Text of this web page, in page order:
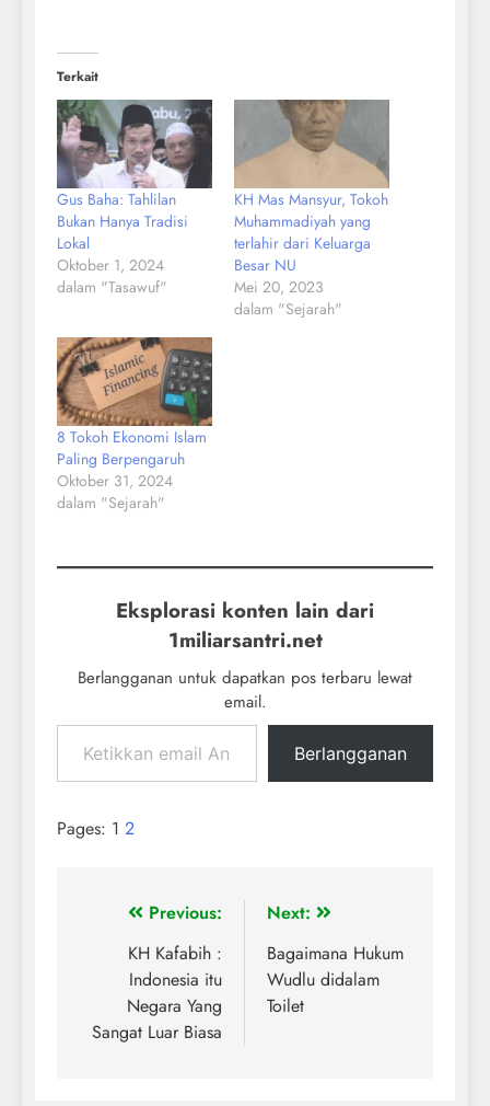
Terkait
Gus Baha: Tahlilan
Bukan Hanya Tradisi
Lokal
Oktober 1, 2024
dalam "Tasawuf"
KH Mas Mansyur, Tokoh
Muhammadiyah yang
terlahir dari Keluarga
Besar NU
Mei 20, 2023
dalam "Sejarah"
8 Tokoh Ekonomi Islam
Paling Berpengaruh
Oktober 31, 2024
dalam "Sejarah"
Eksplorasi konten lain dari
1miliarsantri.net
Berlangganan untuk dapatkan pos terbaru lewat
email.
Berlangganan
Pages: 1 2
Previous:
KH Kafabih :
Indonesia itu
Negara Yang
Sangat Luar Biasa
Next:
Bagaimana Hukum
Wudlu didalam
Toilet